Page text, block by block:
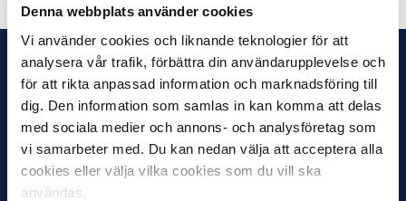
Denna webbplats använder cookies
Vi använder cookies och liknande teknologier för att
analysera vår trafik, förbättra din användarupplevelse och
för att rikta anpassad information och marknadsföring till
dig. Den information som samlas in kan komma att delas
med sociala medier och annons- och analysföretag som
vi samarbeter med. Du kan nedan välja att acceptera alla
cookies eller välja vilka cookies som du vill ska
användas.